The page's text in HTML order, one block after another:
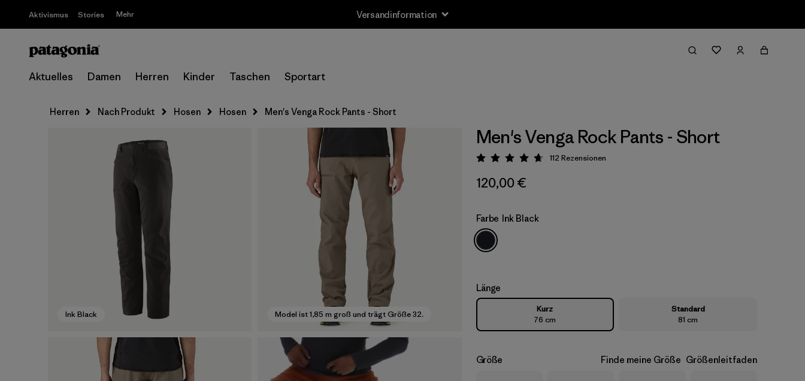
Aktivismus Stories Mehr Versandinformation
Aktuelles Damen Herren Kinder Taschen Sportart
Herren Nach Produkt Hosen Hosen Men's Venga Rock Pants - Short
Ink Black Model ist 1,85 m groß und trägt Größe 32.
Men's Venga Rock Pants - Short
Bewertung: 4.7 / 5
112 Rezensionen
120,00 €
Farbe Ink Black
Länge
Kurz
76 cm
Standard
81 cm
Größe Finde meine Größe Größenleitfaden